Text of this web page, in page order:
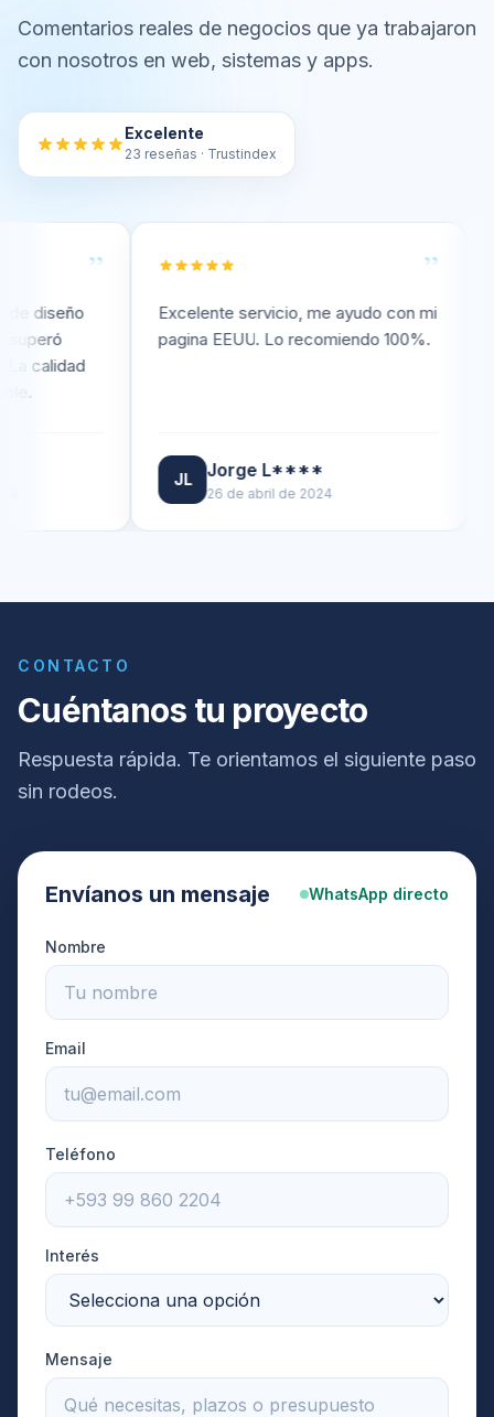
Comentarios reales de negocios que ya trabajaron
con nosotros en web, sistemas y apps.
Excelente
23 reseñas · Trustindex
Excelente servicio, me ayudo con mi
pagina EEUU. Lo recomiendo 100%.
Jorge L****
26 de abril de 2024
CONTACTO
Cuéntanos tu proyecto
Respuesta rápida. Te orientamos el siguiente paso
sin rodeos.
Envíanos un mensaje WhatsApp directo
Nombre
Email
Teléfono
Interés
Mensaje